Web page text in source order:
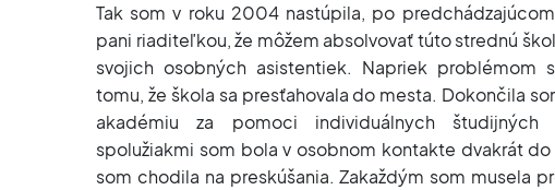
Tak som v roku 2004 nastúpila, po
pani riaditeľkou, že môžem absolvovať túto strednú
svojich osobných asistentiek. Napriek problémom
tomu, že škola sa presťahovala do mesta. Dokončila
akadémiu za pomoci individuálnych študijných
spolužiakmi som bola v osobnom kontakte dvakrát
som chodila na preskúšania. Zakaždým som musela